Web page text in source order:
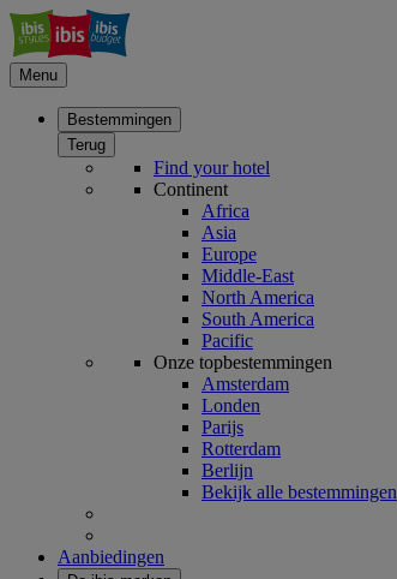
Menu
Bestemmingen
Terug
Find your hotel
Continent
Africa
Asia
Europe
Middle-East
North America
South America
Pacific
Onze topbestemmingen
Amsterdam
Londen
Parijs
Rotterdam
Berlijn
Bekijk alle bestemmingen
Aanbiedingen